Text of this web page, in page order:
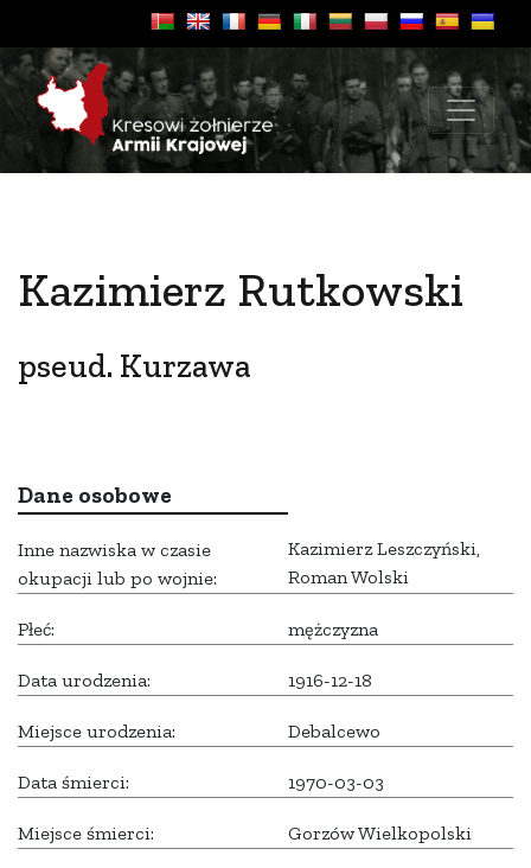
Kazimierz Rutkowski
pseud. Kurzawa
Dane osobowe
Inne nazwiska w czasie
okupacji lub po wojnie:
Kazimierz Leszczyński,
Roman Wolski
Płeć: mężczyzna
Data urodzenia: 1916-12-18
Miejsce urodzenia: Debalcewo
Data śmierci: 1970-03-03
Miejsce śmierci: Gorzów Wielkopolski